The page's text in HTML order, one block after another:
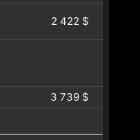
2 422 $
3 739 $